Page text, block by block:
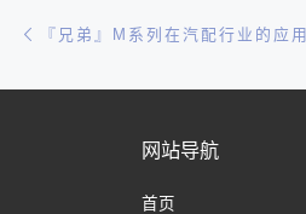
文章导航
『兄弟』M系列在汽配行业的应用
网站导航
首页